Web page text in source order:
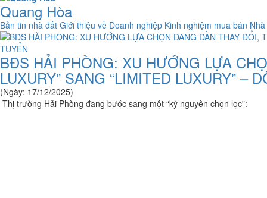
Quang Hòa
Bản tin nhà đất Giới thiệu về Doanh nghiệp Kinh nghiệm mua bán
BĐS HẢI PHÒNG: XU HƯỚNG LỰA
LUXURY” SANG “LIMITED LUXURY” –
(Ngày: 17/12/2025)
Thị trường Hải Phòng đang bước sang một “kỷ nguyên chọn lọc”: